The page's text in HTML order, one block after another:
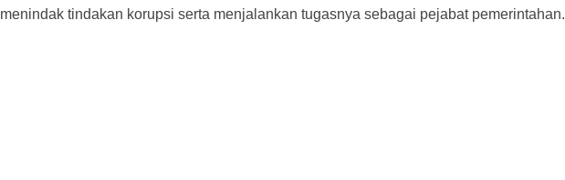
menindak tindakan korupsi serta menjalankan tugasnya sebagai pejabat pemerintahan.